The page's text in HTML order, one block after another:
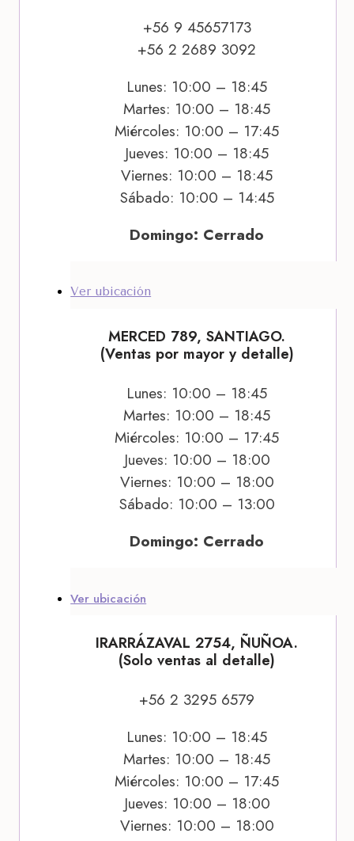
+56 9 45657173
+56 2 2689 3092
Lunes: 10:00 – 18:45
Martes: 10:00 – 18:45
Miércoles: 10:00 – 17:45
Jueves: 10:00 – 18:45
Viernes: 10:00 – 18:45
Sábado: 10:00 – 14:45
Domingo: Cerrado
Ver ubicación
MERCED 789, SANTIAGO.
(Ventas por mayor y detalle)
Lunes: 10:00 – 18:45
Martes: 10:00 – 18:45
Miércoles: 10:00 – 17:45
Jueves: 10:00 – 18:00
Viernes: 10:00 – 18:00
Sábado: 10:00 – 13:00
Domingo: Cerrado
Ver ubicación
IRARRÁZAVAL 2754, ÑUÑOA.
(Solo ventas al detalle)
+56 2 3295 6579
Lunes: 10:00 – 18:45
Martes: 10:00 – 18:45
Miércoles: 10:00 – 17:45
Jueves: 10:00 – 18:00
Viernes: 10:00 – 18:00